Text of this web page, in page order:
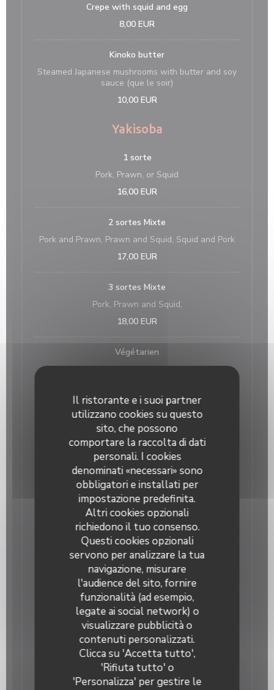
Il ristorante e i suoi partner
utilizzano cookies su questo
sito, che possono
comportare la raccolta di dati
personali. I cookies
denominati «necessari» sono
obbligatori e installati per
impostazione predefinita.
Altri cookies opzionali
richiedono il tuo consenso.
Questi cookies opzionali
servono per analizzare la tua
navigazione, misurare
l'audience del sito, fornire
funzionalità (ad esempio,
legate ai social network) o
visualizzare pubblicità o
contenuti personalizzati.
Clicca su 'Accetta tutto',
'Rifiuta tutto' o
'Personalizza' per gestire le
Crepe with squid and egg
8,00 EUR
Kinoko butter
Steamed Japanese mushrooms with butter and soy
sauce (que le soir)
10,00 EUR
Yakisoba
1 sorte
Pork, Prawn, or Squid
16,00 EUR
2 sortes Mixte
Pork and Prawn, Prawn and Squid, Squid and Pork
17,00 EUR
3 sortes Mixte
Pork, Prawn and Squid,
18,00 EUR
Végétarien
Racines de lotus
Choose a sauce from these : normal sauce, salt
garlic sauce (* fish) or sweet sauce ( For children )
SUPPLÉMENTS
+ Ciboulette
3,00 EUR
+ Lotus
3,00 EUR
+ Un œuf
2,00 EUR
+ Sauce piquante
0,50 EUR
OKOMUSU